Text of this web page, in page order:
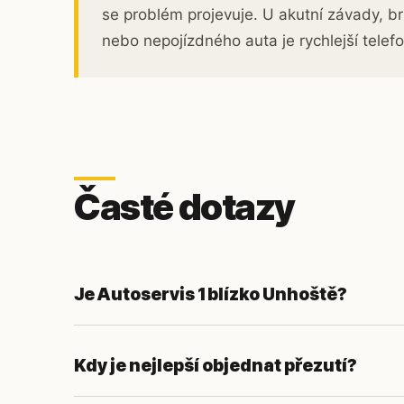
se problém projevuje. U akutní závady,
nebo nepojízdného auta je rychlejší
Časté dotazy
Je Autoservis 1 blízko Unhoště?
Kdy je nejlepší objednat přezutí?